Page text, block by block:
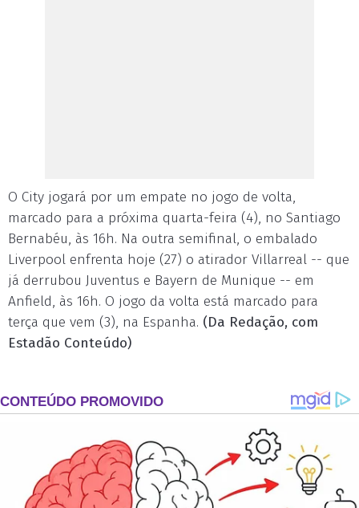
O City jogará por um empate no jogo de volta,
marcado para a próxima quarta-feira (4), no Santiago
Bernabéu, às 16h. Na outra semifinal, o embalado
Liverpool enfrenta hoje (27) o atirador Villarreal -- que
já derrubou Juventus e Bayern de Munique -- em
Anfield, às 16h. O jogo da volta está marcado para
terça que vem (3), na Espanha. (Da Redação, com
Estadão Conteúdo)